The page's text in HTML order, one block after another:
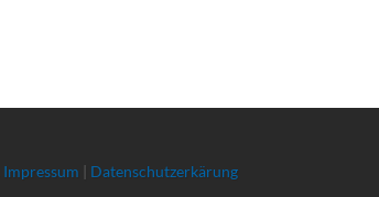
Impressum | Datenschutzerkärung